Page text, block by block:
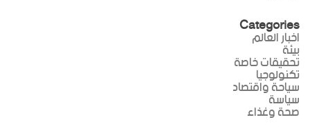
Categories
اخبار العالم
بيئة
تحقيقات خاصة
تكنولوجيا
سياحة واقتصاد
سياسة
صحة وغذاء